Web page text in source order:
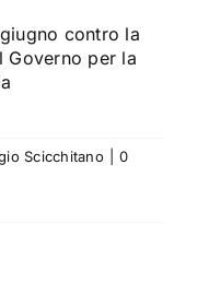
contro la
Governo per la
Scicchitano
0